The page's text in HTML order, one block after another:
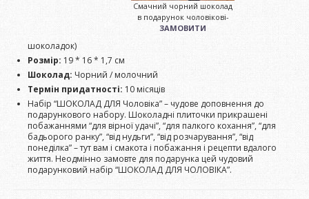
Смачний чорний шоколад
в подарунок чоловікові-
ЗАМОВИТИ
шоколадок)
Розмір: 19 * 16 * 1,7 см
Шоколад: Чорний / молочний
Термін придатності: 10 місяців
Набір “ШОКОЛАД ДЛЯ Чоловіка” – чудове доповнення до
подарункового набору. Шоколадні плиточки прикрашені
побажаннями “для вірної удачі”, “для палкого кохання”, “для
бадьорого ранку”, “від нудьги”, “від розчарування”, “від
понеділка” – тут вам і смакота і побажання і рецепти вдалого
життя. Неодмінно замовте для подарунка цей чудовий
подарунковий набір “ШОКОЛАД ДЛЯ ЧОЛОВІКА”.